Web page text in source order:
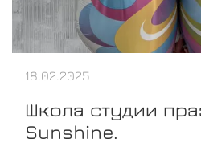
Школа студии
Sunshine.
18.02.2025